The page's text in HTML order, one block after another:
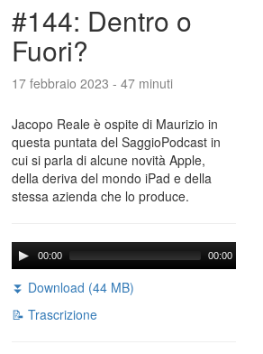
#144: Dentro o
Fuori?
17 febbraio 2023 - 47 minuti
Jacopo Reale è ospite di Maurizio in
questa puntata del SaggioPodcast in
cui si parla di alcune novità Apple,
della deriva del mondo iPad e della
stessa azienda che lo produce.
00:00 00:00
⏬ Download (44 MB)
📝 Trascrizione